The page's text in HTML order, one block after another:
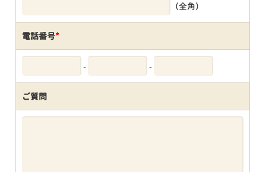
（全角）
電話番号*
- -
ご質問